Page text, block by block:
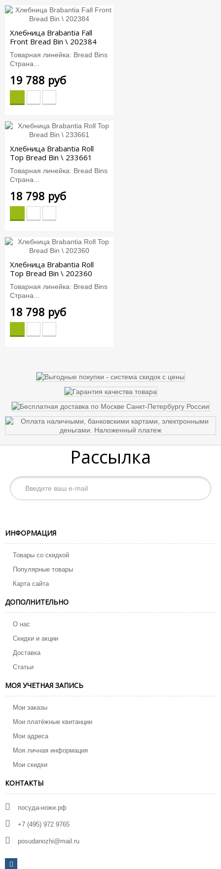
Хлебница Brabantia Fall
Front Bread Bin \ 202384
Товарная линейка: Bread Bins
Страна...
19 788 руб
Хлебница Brabantia Roll
Top Bread Bin \ 233661
Товарная линейка: Bread Bins
Страна...
18 798 руб
Хлебница Brabantia Roll
Top Bread Bin \ 202360
Товарная линейка: Bread Bins
Страна...
18 798 руб
Рассылка
ИНФОРМАЦИЯ
Товары со скидкой
Популярные товары
Карта сайта
ДОПОЛНИТЕЛЬНО
О нас
Скидки и акции
Доставка
Статьи
МОЯ УЧЕТНАЯ ЗАПИСЬ
Мои заказы
Мои платёжные квитанции
Мои адреса
Моя личная информация
Мои скидки
КОНТАКТЫ
посуда-ножи.рф
+7 (495) 972 9765
posudanozhi@mail.ru